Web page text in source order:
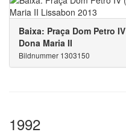
Baixa: Praça Dom Petro
Dona Maria II
Bildnummer 1303150
1992